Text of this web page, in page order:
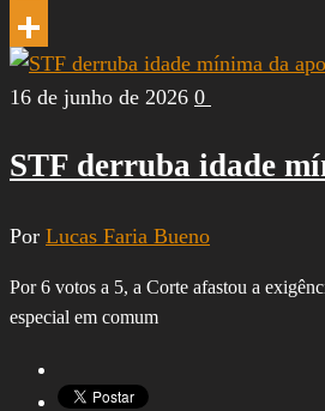
Email
Share
16 de junho de 2026 0
STF derruba idade
Por Lucas Faria Bueno
Por 6 votos a 5, a Corte afastou a
especial em comum